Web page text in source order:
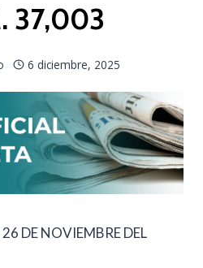
37,003
6 diciembre, 2025
DE NOVIEMBRE DEL